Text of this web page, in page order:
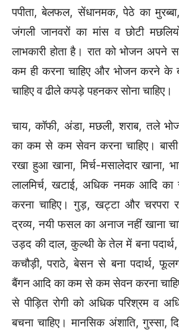
पपीता, बेलफल, सेंधानमक, पेठे का मुरब्बा,
जंगली जानवरों का मांस व छोटी
लाभकारी होता है। रात को भोजन अपने
कम ही करना चाहिए और भोजन करने के
चाहिए व ढीले कपड़े पहनकर सोना चाहिए।
चाय, कॉफी, अंडा, मछली, शराब, तले
का कम से कम सेवन करना चाहिए।
रखा हुआ खाना, मिर्च-मसालेदार खाना,
लालमिर्च, खटाई, अधिक नमक आदि का
करना चाहिए। गुड़, खट्टा और चरपरा
द्रव्य, नयी फसल का अनाज नहीं खाना
उड़द की दाल, कुल्थी के तेल में बना
कचौड़ी, पराठे, बेसन से बना पदार्थ,
बैंगन आदि का कम से कम सेवन करना
से पीड़ित रोगी को अधिक परिश्रम व
बचना चाहिए। मानसिक अंशाति, गुस्सा,